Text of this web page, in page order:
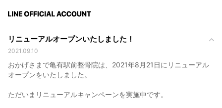
リニューアルオープンいたしました！
2021.09.10
おかげさまで亀有駅前整骨院は、2021年8月21日にリニューアル
オープンをいたしました。
ただいまリニューアルキャンペーンを実施中です。